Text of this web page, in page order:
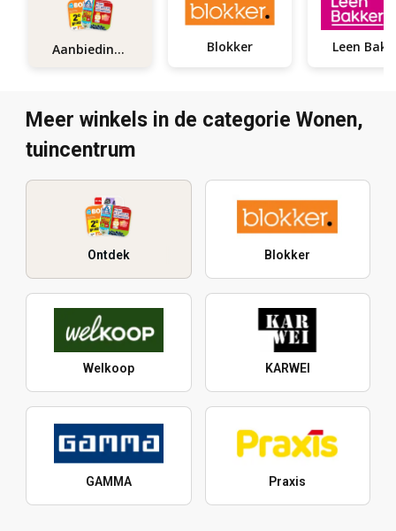
Aanbiedingen Blokker Leen
Meer winkels in de categorie Wonen,
tuincentrum
Ontdek Blokker
Welkoop KARWEI
GAMMA Praxis